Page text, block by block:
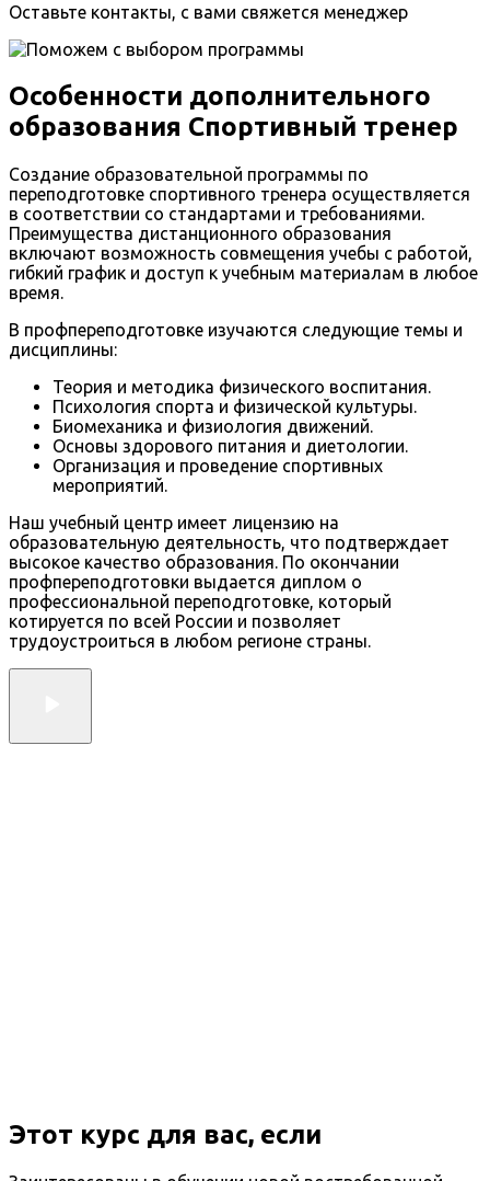
Оставьте контакты, с вами свяжется менеджер
Особенности дополнительного
образования Спортивный тренер
Создание образовательной программы по
переподготовке спортивного тренера осуществляется
в соответствии со стандартами и требованиями.
Преимущества дистанционного образования
включают возможность совмещения учебы с работой,
гибкий график и доступ к учебным материалам в любое
время.
В профпереподготовке изучаются следующие темы и
дисциплины:
Теория и методика физического воспитания.
Психология спорта и физической культуры.
Биомеханика и физиология движений.
Основы здорового питания и диетологии.
Организация и проведение спортивных
мероприятий.
Наш учебный центр имеет лицензию на
образовательную деятельность, что подтверждает
высокое качество образования. По окончании
профпереподготовки выдается диплом о
профессиональной переподготовке, который
котируется по всей России и позволяет
трудоустроиться в любом регионе страны.
Этот курс для вас, если